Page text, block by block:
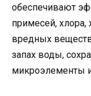
обеспечивают
примесей,
вредных
запах воды,
микроэлементы